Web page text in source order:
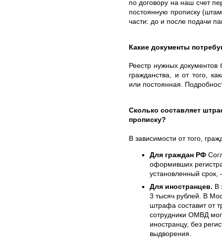
по договору на наш счет
постоянную прописку
части: до и после подачи
Какие документы
Реестр нужных документов
гражданства, и от того,
или постоянная.
Сколько составляет
прописку?
В зависимости от того,
Для граждан РФ
оформивших
установленный
Для иностранцев. В
3 тысяч рублей. В
штрафа составит от
сотрудники ОМВД
иностранцу, без
выдворения.